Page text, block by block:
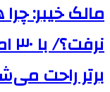
برتر راحت